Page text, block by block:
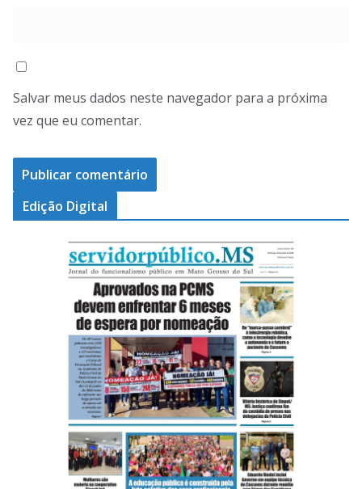
Salvar meus dados neste navegador para a próxima
vez que eu comentar.
Edição Digital